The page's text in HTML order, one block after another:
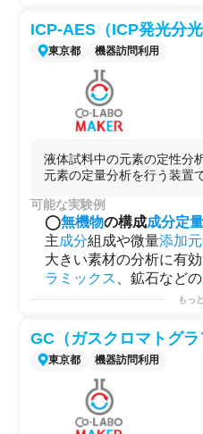
自然界に存在する材質（蓮
水の評価・観察。
レインコートや傘の材質
カメラ
（自動車、オートバ
（船舶ボディ、レイン
途のはっ水性評価。
レインコートや傘の
被接着材料の 濡れ性評価用
接着剤自体の濡れ拡がり観
界面活性剤の 研究 開発、品
インク、塗料
アルコール飲料の表面張力
コーティング液、溶剤の品
ウェットコート用最適条件
医療用 カプセル開発用途。
殺虫剤の研究開発用途。
万年筆の描き心地の評価。
シリコーン系および炭化水
接着剤自体の表面自由エネ
接着力分析用途での表面自由
プラズマ
ウェット洗浄
ICP-AES（ICP発光分光
東京都 機器訪問利用
液体試料中の元素の定性分
元素の定量分析を行う装置
可能な実験例
◯無機物の構成成分定
主成分組成や微量添加
大きい素材の分析に有
ラミックス
、鉱石などの
す。
◯環境規制 物質の検査
RoHSなどによる環境規
ミウムなど）の規制濃
場合は100ppmなど、測
す。 これらの微量
や産業廃液、
もっ
GC（ガスクロマトグラ
東京都 機器訪問利用